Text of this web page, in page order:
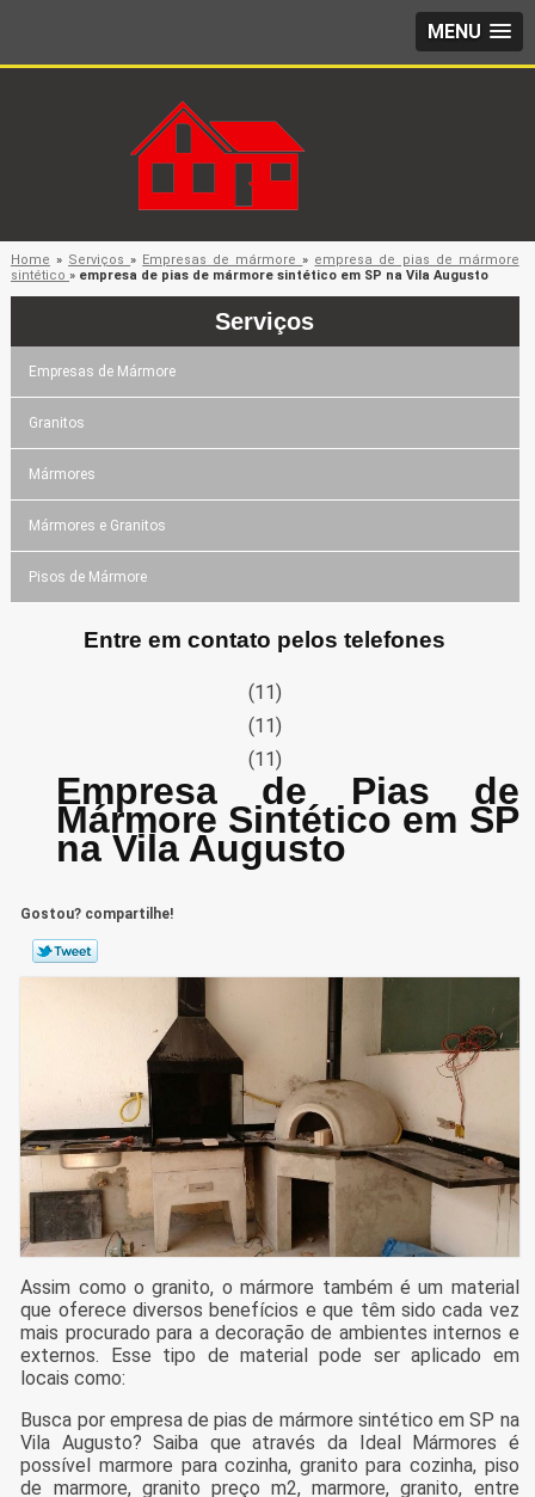
MENU
Home » Serviços» Empresas de mármore» empresa de pias de mármore
sintético » empresa de pias de mármore sintético em SP na Vila Augusto
Serviços
Empresas de Mármore
Granitos
Mármores
Mármores e Granitos
Pisos de Mármore
Entre em contato pelos telefones
(11)
(11)
(11)
Empresa de Pias de
Mármore Sintético em SP
na Vila Augusto
Gostou? compartilhe!
Assim como o granito, o mármore também é um material
que oferece diversos benefícios e que têm sido cada vez
mais procurado para a decoração de ambientes internos e
externos. Esse tipo de material pode ser aplicado em
locais como:
Busca por empresa de pias de mármore sintético em SP na
Vila Augusto? Saiba que através da Ideal Mármores é
possível marmore para cozinha, granito para cozinha, piso
de marmore, granito preço m2, marmore, granito, entre